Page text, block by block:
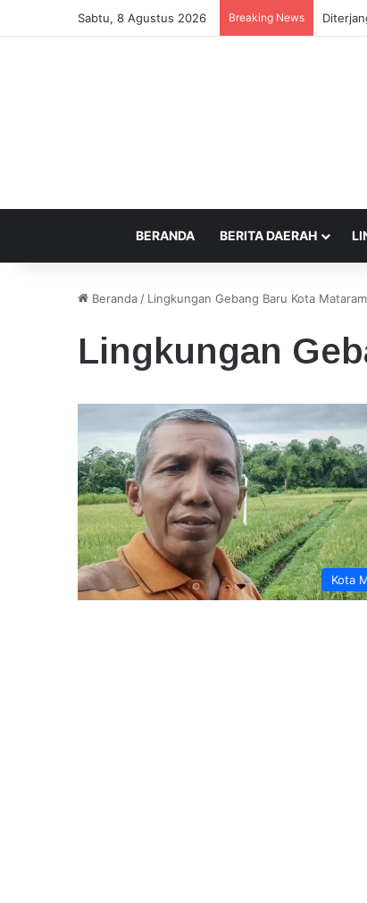
Sabtu, 8 Agustus 2026 Breaking News
BERANDA BERITA DAERAH
Beranda / Lingkungan Gebang Baru Kota Mataram
Lingkungan
Kota